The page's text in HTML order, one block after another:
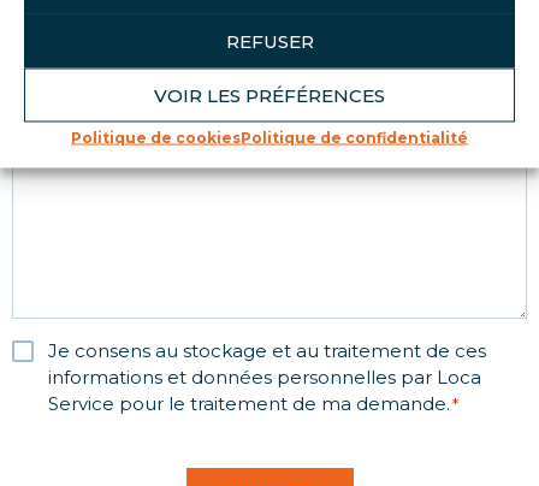
REFUSER
VOIR LES PRÉFÉRENCES
Politique de cookiesPolitique de confidentialité
mieux à votre demande !
RGPDJe consens au stockage et au traitement de ces
informations et données personnelles par Loca
Service pour le traitement de ma demande.*